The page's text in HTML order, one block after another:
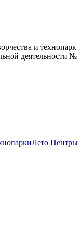
и технопарк
деятельности №
Лето Центры